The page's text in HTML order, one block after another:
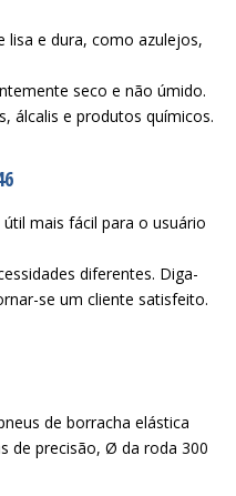
lisa e dura, como azulejos,
seco e não úmido.
álcalis e produtos químicos.
mais fácil para o usuário
diferentes. Diga-
se um cliente satisfeito.
de borracha elástica
de precisão, Ø da roda 300